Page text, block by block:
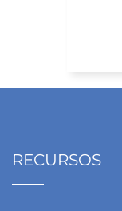
RECURSOS